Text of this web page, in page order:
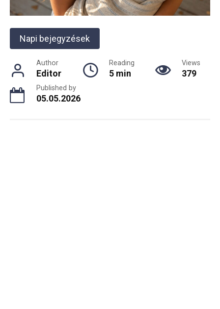
Napi bejegyzések
Author
Editor
Reading
5 min
Views
379
Published by
05.05.2026